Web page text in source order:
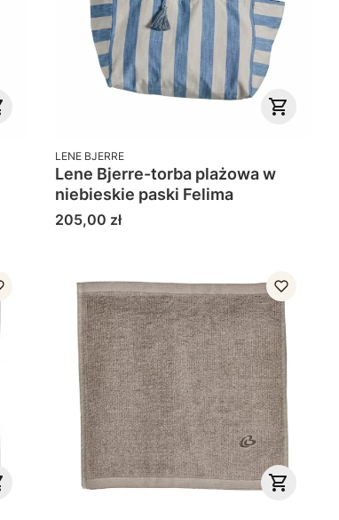
PRODUCENT
LENE BJERRE
Lene Bjerre-torba plażowa w
niebieskie paski Felima
Cena
205,00 zł